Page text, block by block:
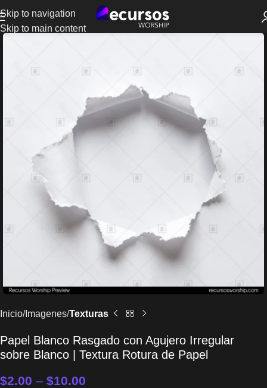
Skip to navigation
Skip to main content
Inicio Imagenes Texturas
Papel Blanco Rasgado con Agujero Irregular
sobre Blanco | Textura Rotura de Papel
$2.00 – $10.00